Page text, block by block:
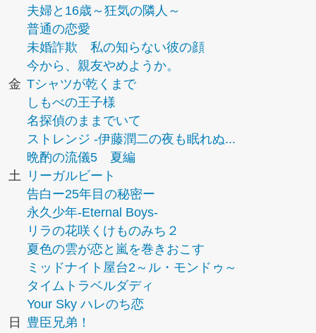
夫婦と16歳～狂気の隣人～
普通の恋愛
未婚詐欺 私の知らない彼の顔
今から、親友やめようか。
金 Tシャツが乾くまで
しもべの王子様
名探偵のままでいて
ストレンジ -伊藤潤二の夜も眠れぬ...
晩酌の流儀5 夏編
土
リーガルビート
告白ー25年目の秘密ー
永久少年-Eternal Boys-
リラの花咲くけものみち２
夏色の雲が恋と嵐を巻きおこす
ミッドナイト屋台2～ル・モンドゥ～
タイムトラベルダディ
Your Sky ハレのち恋
日
豊臣兄弟！